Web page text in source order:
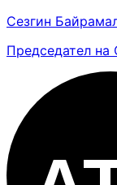
Сезгин
Председател на